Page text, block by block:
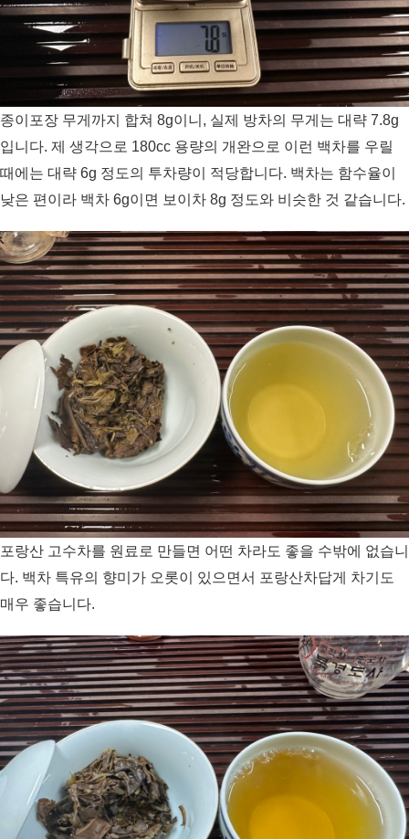
종이포장 무게까지 합쳐 8g이니, 실제 방차의 무게는 대략 7.8g
입니다. 제 생각으로 180cc 용량의 개완으로 이런 백차를 우릴
때에는 대략 6g 정도의 투차량이 적당합니다. 백차는 함수율이
낮은 편이라 백차 6g이면 보이차 8g 정도와 비슷한 것 같습니다.
포랑산 고수차를 원료로 만들면 어떤 차라도 좋을 수밖에 없습니
다. 백차 특유의 향미가 오롯이 있으면서 포랑산차답게 차기도
매우 좋습니다.